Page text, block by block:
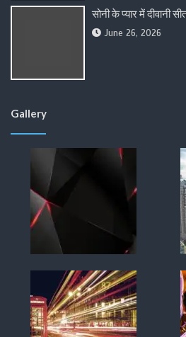
सोनी के प्यार में दीवानी
June 26, 2026
Gallery